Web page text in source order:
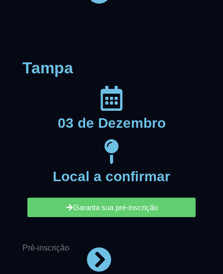
Tampa
03 de Dezembro
Local a confirmar
Garanta sua pré-inscrição
Pré-inscrição